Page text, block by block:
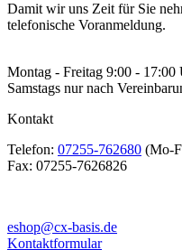
Damit wir uns Zeit für Sie
telefonische Voranmeldung.
Montag - Freitag 9:00 - 17:00
Samstags nur nach
Kontakt
Telefon: 07255-762680 (Mo-
Fax: 07255-7626826
eshop@cx-basis.de
Kontaktformular